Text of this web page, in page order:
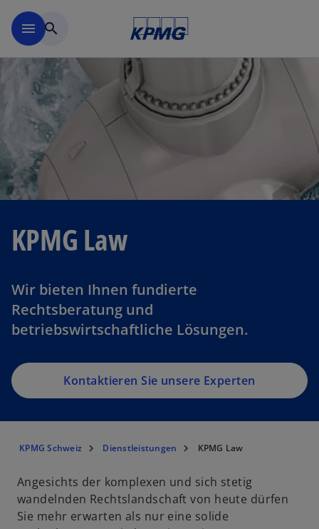
menu search
KPMG Law
Wir bieten Ihnen fundierte
Rechtsberatung und
betriebswirtschaftliche Lösungen.
Kontaktieren Sie unsere Experten
KPMG Schweiz Dienstleistungen KPMG Law
Angesichts der komplexen und sich stetig
wandelnden Rechtslandschaft von heute dürfen
Sie mehr erwarten als nur eine solide